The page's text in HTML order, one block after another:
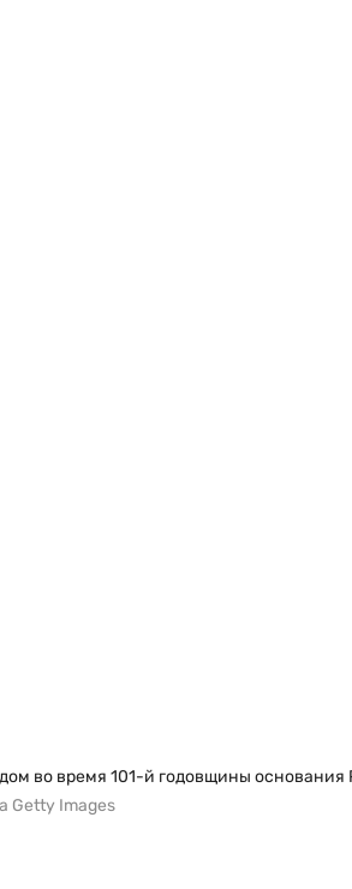
во время 101-й годовщины основания
Getty Images